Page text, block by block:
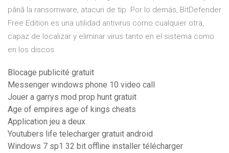
până la ransomware, atacuri de tip Por lo demás, BitDefender
Free Edition es una utilidad antivirus como cualquier otra,
capaz de localizar y eliminar virus tanto en el sistema como
en los discos
Blocage publicité gratuit
Messenger windows phone 10 video call
Jouer a garrys mod prop hunt gratuit
Age of empires age of kings cheats
Application jeu a deux
Youtubers life telecharger gratuit android
Windows 7 sp1 32 bit offline installer télécharger